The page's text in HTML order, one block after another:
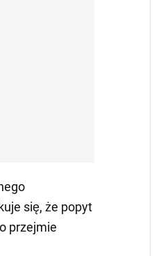
się, że popyt
przejmie